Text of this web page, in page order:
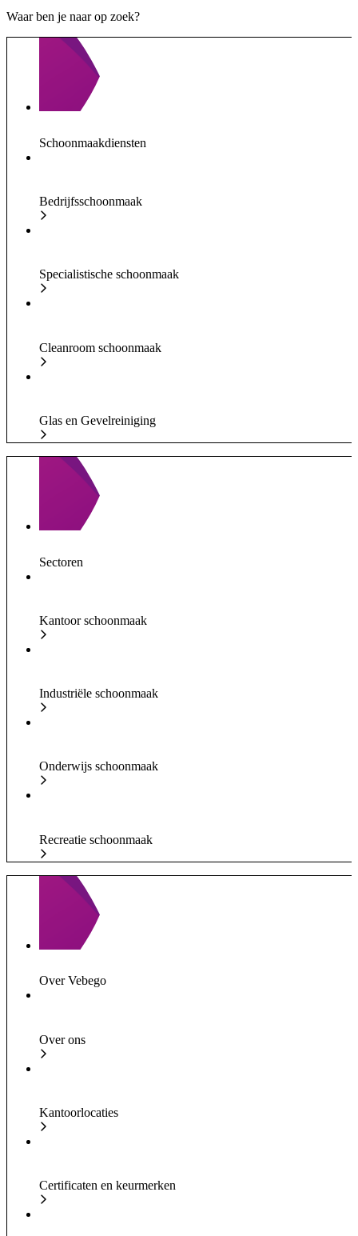
Waar ben je naar op zoek?
Schoonmaakdiensten
Bedrijfsschoonmaak
Specialistische schoonmaak
Cleanroom schoonmaak
Glas en Gevelreiniging
Sectoren
Kantoor schoonmaak
Industriële schoonmaak
Onderwijs schoonmaak
Recreatie schoonmaak
Over Vebego
Over ons
Kantoorlocaties
Certificaten en keurmerken